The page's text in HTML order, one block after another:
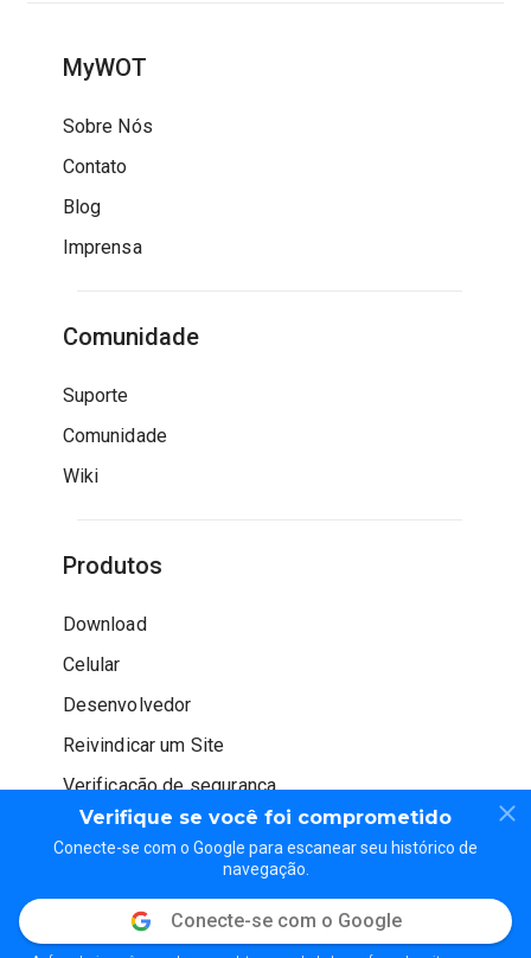
Verifique se você foi comprometido
Conecte-se com o Google para escanear seu histórico de
navegação.
Conecte-se com o Google
MyWOT
Sobre Nós
Contato
Blog
Imprensa
Comunidade
Suporte
Comunidade
Wiki
Produtos
Download
Celular
Desenvolvedor
Reivindicar um Site
Verificação de segurança
© WOT Services LP. Todos os direitos reservados